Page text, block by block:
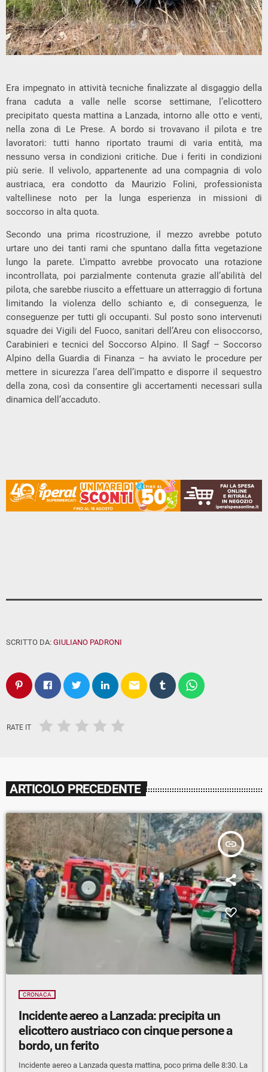
Era impegnato in attività tecniche finalizzate al disgaggio della
frana caduta a valle nelle scorse settimane, l’elicottero
precipitato questa mattina a Lanzada, intorno alle otto e venti,
nella zona di Le Prese. A bordo si trovavano il pilota e tre
lavoratori: tutti hanno riportato traumi di varia entità, ma
nessuno versa in condizioni critiche. Due i feriti in condizioni
più serie. Il velivolo, appartenente ad una compagnia di volo
austriaca, era condotto da Maurizio Folini, professionista
valtellinese noto per la lunga esperienza in missioni di
soccorso in alta quota.
Secondo una prima ricostruzione, il mezzo avrebbe potuto
urtare uno dei tanti rami che spuntano dalla fitta vegetazione
lungo la parete. L’impatto avrebbe provocato una rotazione
incontrollata, poi parzialmente contenuta grazie all’abilità del
pilota, che sarebbe riuscito a effettuare un atterraggio di fortuna
limitando la violenza dello schianto e, di conseguenza, le
conseguenze per tutti gli occupanti. Sul posto sono intervenuti
squadre dei Vigili del Fuoco, sanitari dell’Areu con elisoccorso,
Carabinieri e tecnici del Soccorso Alpino. Il Sagf – Soccorso
Alpino della Guardia di Finanza – ha avviato le procedure per
mettere in sicurezza l’area dell’impatto e disporre il sequestro
della zona, così da consentire gli accertamenti necessari sulla
dinamica dell’accaduto.
SCRITTO DA: GIULIANO PADRONI
email
RATE IT
ARTICOLO PRECEDENTE
insert_link
CRONACA
Incidente aereo a Lanzada: precipita un
elicottero austriaco con cinque persone a
bordo, un ferito
Incidente aereo a Lanzada questa mattina, poco prima delle 8:30. La